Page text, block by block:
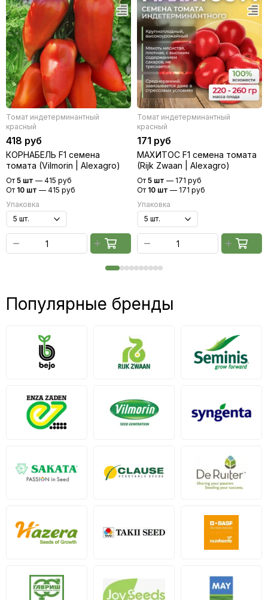
Томат индетерминантный
красный
418 руб
КОРНАБЕЛЬ F1 семена
томата (Vilmorin | Alexagro)
От 5 шт — 415 руб
От 10 шт — 415 руб
Упаковка
Томат индетерминантный
красный
171 руб
МАХИТОС F1 семена томата
(Rijk Zwaan | Alexagro)
От 5 шт — 171 руб
От 10 шт — 171 руб
Упаковка
Популярные бренды